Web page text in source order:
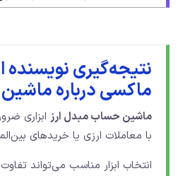
نتیجه‌گیری
ماکسی درباره
ماشین حساب مبدل ارز ابزاری
با معاملات ارزی یا خریدهای
انتخاب ابزار مناسب می‌تواند